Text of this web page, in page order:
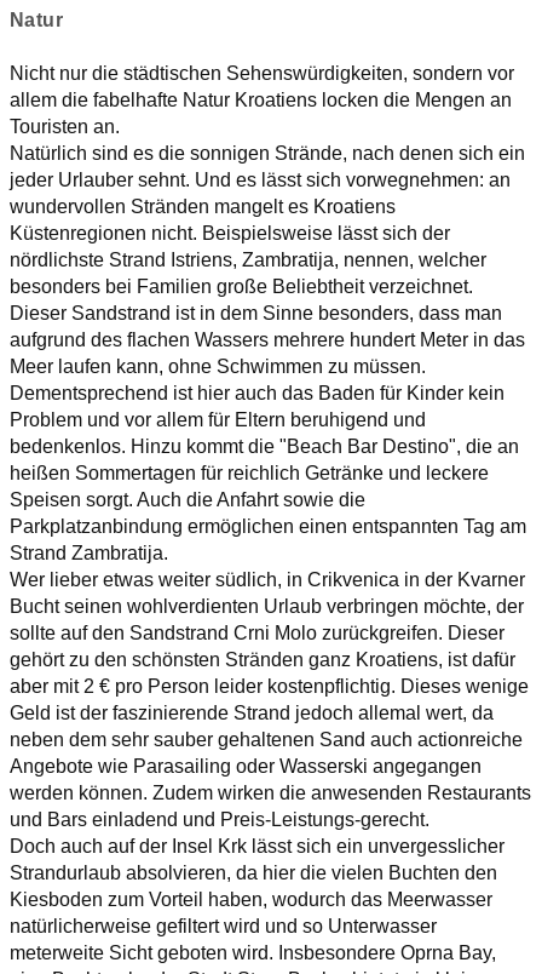
Natur
Nicht nur die städtischen Sehenswürdigkeiten, sondern vor
allem die fabelhafte Natur Kroatiens locken die Mengen an
Touristen an.
Natürlich sind es die sonnigen Strände, nach denen sich ein
jeder Urlauber sehnt. Und es lässt sich vorwegnehmen: an
wundervollen Stränden mangelt es Kroatiens
Küstenregionen nicht. Beispielsweise lässt sich der
nördlichste Strand Istriens, Zambratija, nennen, welcher
besonders bei Familien große Beliebtheit verzeichnet.
Dieser Sandstrand ist in dem Sinne besonders, dass man
aufgrund des flachen Wassers mehrere hundert Meter in das
Meer laufen kann, ohne Schwimmen zu müssen.
Dementsprechend ist hier auch das Baden für Kinder kein
Problem und vor allem für Eltern beruhigend und
bedenkenlos. Hinzu kommt die "Beach Bar Destino", die an
heißen Sommertagen für reichlich Getränke und leckere
Speisen sorgt. Auch die Anfahrt sowie die
Parkplatzanbindung ermöglichen einen entspannten Tag am
Strand Zambratija.
Wer lieber etwas weiter südlich, in Crikvenica in der Kvarner
Bucht seinen wohlverdienten Urlaub verbringen möchte, der
sollte auf den Sandstrand Crni Molo zurückgreifen. Dieser
gehört zu den schönsten Stränden ganz Kroatiens, ist dafür
aber mit 2 € pro Person leider kostenpflichtig. Dieses wenige
Geld ist der faszinierende Strand jedoch allemal wert, da
neben dem sehr sauber gehaltenen Sand auch actionreiche
Angebote wie Parasailing oder Wasserski angegangen
werden können. Zudem wirken die anwesenden Restaurants
und Bars einladend und Preis-Leistungs-gerecht.
Doch auch auf der Insel Krk lässt sich ein unvergesslicher
Strandurlaub absolvieren, da hier die vielen Buchten den
Kiesboden zum Vorteil haben, wodurch das Meerwasser
natürlicherweise gefiltert wird und so Unterwasser
meterweite Sicht geboten wird. Insbesondere Oprna Bay,